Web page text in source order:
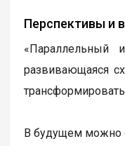
Перспективы и
«Параллельный
развивающаяся
В будущем можно